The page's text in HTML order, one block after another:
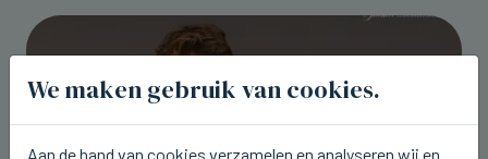
We maken gebruik van cookies.
Aan de hand van cookies verzamelen en analyseren wij en